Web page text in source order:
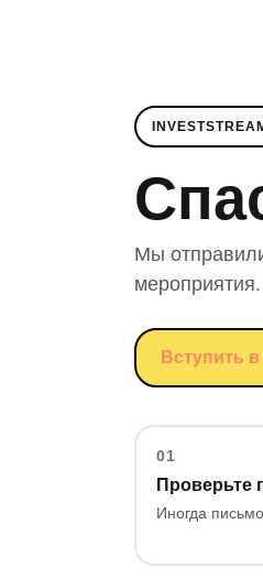
Мы
мероприятия.
Вступить
01
Проверьте
Иногда